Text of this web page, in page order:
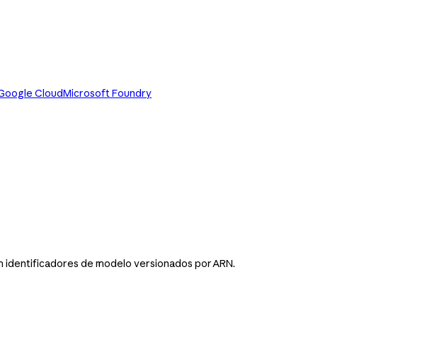
CloudMicrosoft Foundry
de modelo versionados por ARN.